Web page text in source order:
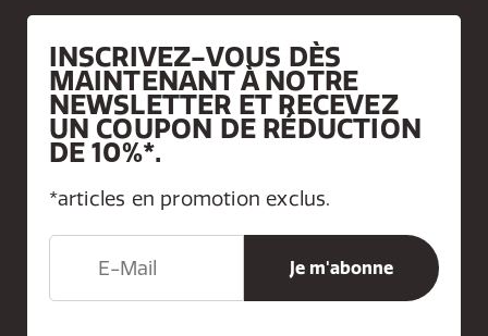
INSCRIVEZ-VOUS DÈS
MAINTENANT À NOTRE
NEWSLETTER ET RECEVEZ
UN COUPON DE RÉDUCTION
DE 10%*.
*articles en promotion exclus.